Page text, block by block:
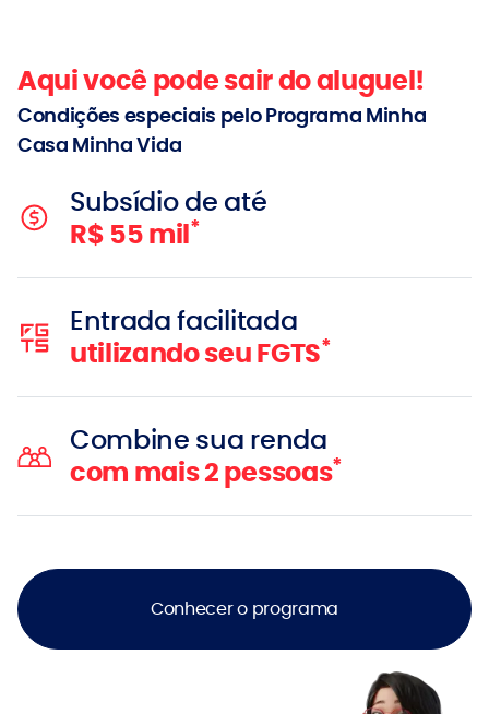
Aqui você pode sair do aluguel!
Condições especiais pelo Programa Minha
Casa Minha Vida
Subsídio de até
R$ 55 mil*
Entrada facilitada
utilizando seu FGTS*
Combine sua renda
com mais 2 pessoas*
Conhecer o programa